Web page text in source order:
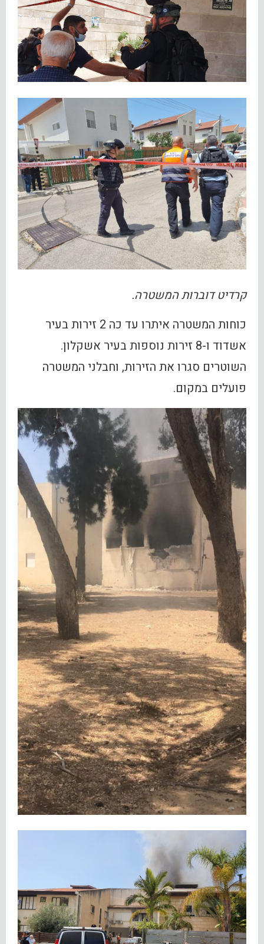
קרדיט דוברות המשטרה.
כוחות המשטרה איתרו עד כה 2 זירות בעיר
אשדוד ו-8 זירות נוספות בעיר אשקלון.
השוטרים סגרו את הזירות, וחבלני המשטרה
פועלים במקום.